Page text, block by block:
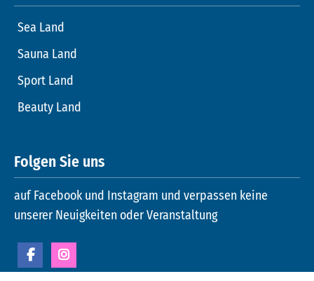
Sea Land
Sauna Land
Sport Land
Beauty Land
Folgen Sie uns
auf Facebook und Instagram und verpassen keine
unserer Neuigkeiten oder Veranstaltung